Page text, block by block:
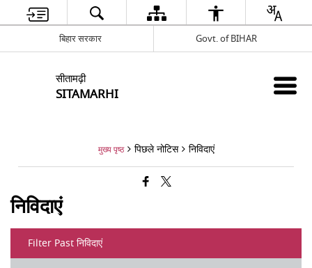
बिहार सरकार Govt. of BIHAR
सीतामढ़ी
SITAMARHI
मुख्य पृष्ठ पिछले नोटिस निविदाएं
निविदाएं
Filter Past निविदाएं